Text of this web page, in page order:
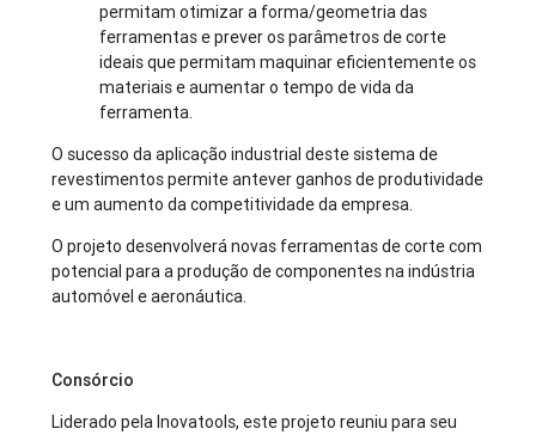
permitam otimizar a forma/geometria das
ferramentas e prever os parâmetros de corte
ideais que permitam maquinar eficientemente os
materiais e aumentar o tempo de vida da
ferramenta.
O sucesso da aplicação industrial deste sistema de
revestimentos permite antever ganhos de produtividade
e um aumento da competitividade da empresa.
O projeto desenvolverá novas ferramentas de corte com
potencial para a produção de componentes na indústria
automóvel e aeronáutica.
Consórcio
Liderado pela Inovatools, este projeto reuniu para seu